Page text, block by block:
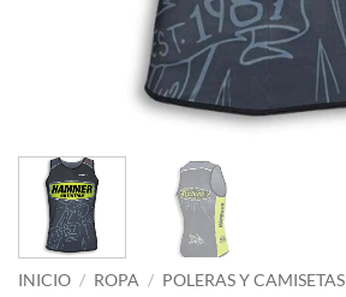
INICIO / ROPA / POLERAS Y CAMISETAS